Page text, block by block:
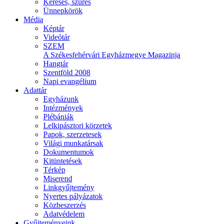
Keresés, szűrés
Ünnepkörök
Média
Képtár
Videótár
SZEM
A Székesfehérvári Egyházmegye Magazinja
Hangtár
Szentföld 2008
Napi evangélium
Adattár
Egyházunk
Intézmények
Plébániák
Lelkipásztori körzetek
Papok, szerzetesek
Világi munkatársak
Dokumentumok
Kitüntetések
Térkép
Miserend
Linkgyűjtemény
Nyertes pályázatok
Közbeszerzés
Adatvédelem